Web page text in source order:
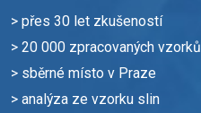
> přes 30 let zkušeností
> 20 000 zpracovaných vzorků
> sběrné místo v Praze
> analýza ze vzorku slin